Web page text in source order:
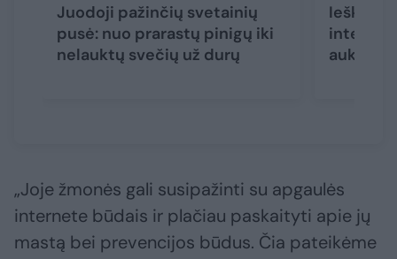
Juodoji pažinčių svetainių
pusė: nuo prarastų pinigų iki
nelauktų svečių už durų
Ieškojo
auka
„Joje žmonės gali susipažinti su apgaulės
internete būdais ir plačiau paskaityti apie jų
mastą bei prevencijos būdus. Čia pateikėme